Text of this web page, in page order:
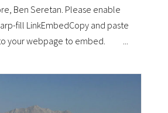
Ben Seretan. Please enable
fill LinkEmbedCopy and paste
your webpage to embed. ...